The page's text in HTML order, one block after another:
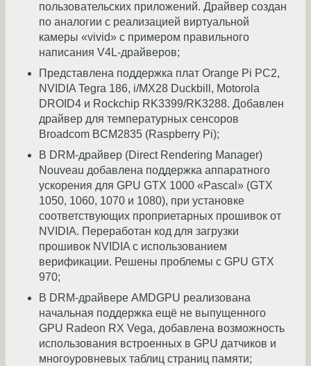
пользовательских приложений. Драйвер создан
по аналогии с реализацией виртуальной
камеры «vivid» с примером правильного
написания V4L-драйверов;
Представлена поддержка плат Orange Pi PC2,
NVIDIA Tegra 186, i/MX28 Duckbill, Motorola
DROID4 и Rockchip RK3399/RK3288. Добавлен
драйвер для температурных сенсоров
Broadcom BCM2835 (Raspberry Pi);
В DRM-драйвер (Direct Rendering Manager)
Nouveau добавлена поддержка аппаратного
ускорения для GPU GTX 1000 «Pascal» (GTX
1050, 1060, 1070 и 1080), при установке
соответствующих проприетарных прошивок от
NVIDIA. Переработан код для загрузки
прошивок NVIDIA с использованием
верификации. Решены проблемы с GPU GTX
970;
В DRM-драйвере AMDGPU реализована
начальная поддержка ещё не выпущенного
GPU Radeon RX Vega, добавлена возможность
использования встроенных в GPU датчиков и
многоуровневых таблиц страниц памяти;